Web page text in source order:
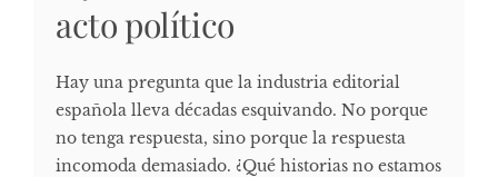
acto político
Hay una pregunta que la industria editorial
española lleva décadas esquivando. No porque
no tenga respuesta, sino porque la respuesta
incomoda demasiado. ¿Qué historias no estamos